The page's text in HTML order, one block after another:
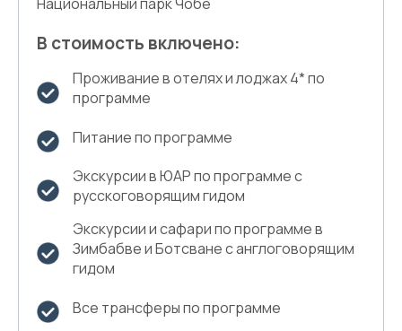
В стоимость включено:
Проживание в отелях и лоджах 4* по
программе
Питание по программе
Экскурсии в ЮАР по программе с
русскоговорящим гидом
Экскурсии и сафари по программе в
Зимбабве и Ботсване с англоговорящим
гидом
Все трансферы по программе